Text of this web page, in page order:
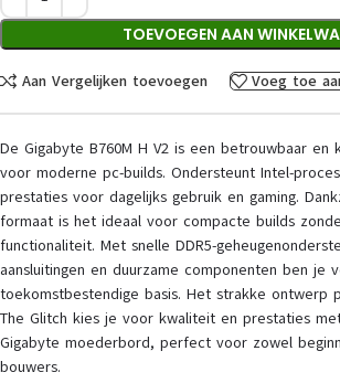
TOEVOEGEN AAN
Aan Vergelijken toevoegen Voeg toe
De Gigabyte B760M H V2 is een betrouwbaar en
voor moderne pc-builds. Ondersteunt Intel-
prestaties voor dagelijks gebruik en gaming.
formaat is het ideaal voor compacte builds
functionaliteit. Met snelle DDR5-
aansluitingen en duurzame componenten ben je
toekomstbestendige basis. Het strakke ontwerp
The Glitch kies je voor kwaliteit en prestaties
Gigabyte moederbord, perfect voor zowel
bouwers.